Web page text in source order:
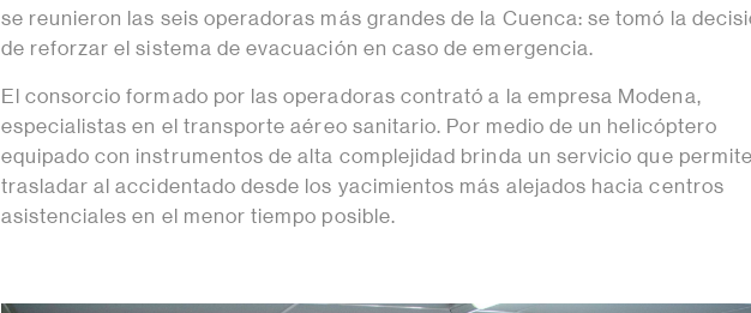
se reunieron las seis operadoras más grandes de la Cuenca: se tomó la
de reforzar el sistema de evacuación en caso de emergencia.
El consorcio formado por las operadoras contrató a la empresa Modena,
especialistas en el transporte aéreo sanitario. Por medio de un helicóptero
equipado con instrumentos de alta complejidad brinda un servicio que permite
trasladar al accidentado desde los yacimientos más alejados hacia centros
asistenciales en el menor tiempo posible.